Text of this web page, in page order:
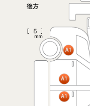
後方